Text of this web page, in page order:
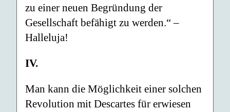
zu einer neuen Begründung der
Gesellschaft befähigt zu werden.“ –
Halleluja!
IV.
Man kann die Möglichkeit einer solchen
Revolution mit Descartes für erwiesen